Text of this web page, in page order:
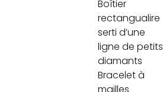
Boîtier
rectangualire
serti d’une
ligne de petits
diamants
Bracelet à
mailles